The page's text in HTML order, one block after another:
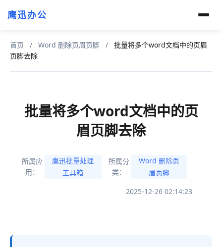
鹰迅办公
首页 / Word 删除页眉页脚 /
批量将多个word文档中的页眉
页脚去除
批量将多个word文档中的页
眉页脚去除
所属应
用：
鹰迅批量处理
工具箱
所属分
类：
Word 删除页
眉页脚
2025-12-26 02:14:23